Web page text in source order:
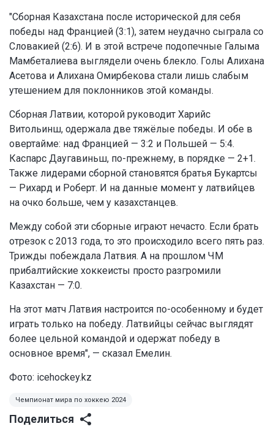
"Сборная Казахстана после исторической для себя
победы над Францией (3:1), затем неудачно сыграла со
Словакией (2:6). И в этой встрече подопечные Галыма
Мамбеталиева выглядели очень блекло. Голы Алихана
Асетова и Алихана Омирбекова стали лишь слабым
утешением для поклонников этой команды.
Сборная Латвии, которой руководит Харийс
Витольинш, одержала две тяжёлые победы. И обе в
овертайме: над Францией — 3:2 и Польшей — 5:4.
Каспарс Даугавиньш, по-прежнему, в порядке — 2+1.
Также лидерами сборной становятся братья Букартсы
— Рихард и Роберт. И на данные момент у латвийцев
на очко больше, чем у казахстанцев.
Между собой эти сборные играют нечасто. Если брать
отрезок с 2013 года, то это происходило всего пять раз.
Трижды побеждала Латвия. А на прошлом ЧМ
прибалтийские хоккеисты просто разгромили
Казахстан — 7:0.
На этот матч Латвия настроится по-особенному и будет
играть только на победу. Латвийцы сейчас выглядят
более цельной командой и одержат победу в
основное время", — сказал Емелин.
Фото: icehockey.kz
Чемпионат мира по хоккею 2024
Поделиться